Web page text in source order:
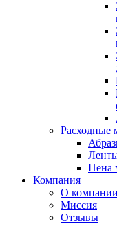
Расходные
Пена
Компания
О компании
Миссия
Отзывы